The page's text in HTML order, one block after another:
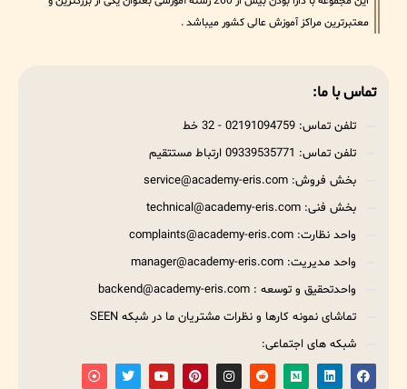
معتبرترین مراکز آموزش عالی کشور میباشد .
تماس با ما:
تلفن تماس: 02191094759 - 32 خط
تلفن تماس: 09339535771 ارتباط مستتقیم
بخش فروش: service@academy-eris.com
بخش فنی: technical@academy-eris.com
واحد نظارت: complaints@academy-eris.com
واحد مدیریت: manager@academy-eris.com
واحدتحقیق و توسعه : backend@academy-eris.com
تماشای نمونه کارها و نظرات مشتریان ما در شبکه SEEN
شبکه های اجتماعی: